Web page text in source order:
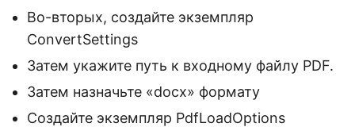
Во-вторых, создайте экземпляр
ConvertSettings
Затем укажите путь к входному файлу PDF.
Затем назначьте «docx» формату
Создайте экземпляр PdfLoadOptions